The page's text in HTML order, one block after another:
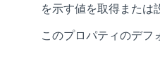
を示す値を取得または
このプロパティのデフ